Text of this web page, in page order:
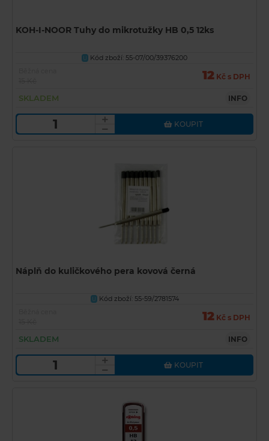
KOH-I-NOOR Tuhy do mikrotužky HB 0,5 12ks
U
Kód zboží: 55-07/00/39376200
12 Kč s DPH
SKLADEM INFO
KOUPIT
Náplň do kuličkového pera kovová černá
U Kód zboží: 55-59/2781574
12 Kč s DPH
SKLADEM INFO
KOUPIT